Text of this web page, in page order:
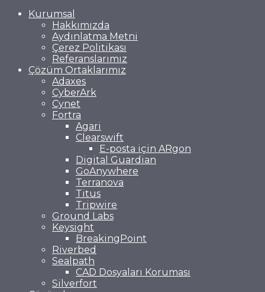
Kurumsal
Hakkımızda
Aydınlatma Metni
Çerez Politikası
Referanslarımız
Çözüm Ortaklarımız
Adaxes
CyberArk
Cynet
Fortra
Agari
Clearswift
E-posta için ARgon
Digital Guardian
GoAnywhere
Terranova
Titus
Tripwire
Ground Labs
Keysight
BreakingPoint
Riverbed
Sealpath
CAD Dosyaları Koruması
Silverfort